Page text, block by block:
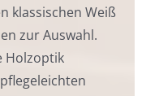
klassischen Weiß
zur Auswahl.
Holzoptik